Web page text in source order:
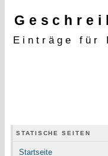
Einträge für
STATISCHE SEITEN
Startseite